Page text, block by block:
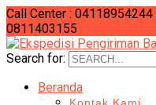
Call Center : 04118954244
0811403155
Search for:
Beranda